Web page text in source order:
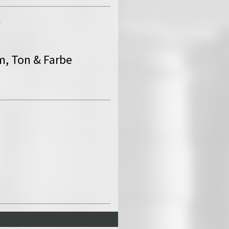
Ton & Farbe